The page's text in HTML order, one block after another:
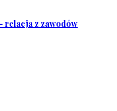
relacja z zawodów